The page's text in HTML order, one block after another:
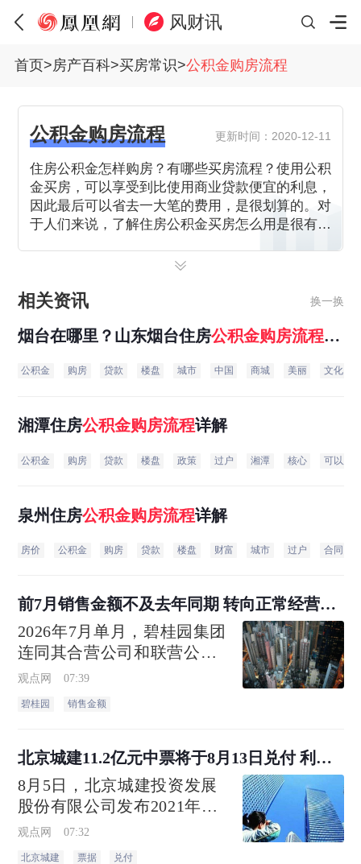
风财讯
首页>房产百科>买房常识>公积金购房流程
公积金购房流程 更新时间：2020-12-11
住房公积金怎样购房？有哪些买房流程？使用公积
金买房，可以享受到比使用商业贷款便宜的利息，
因此最后可以省去一大笔的费用，是很划算的。对
于人们来说，了解住房公积金买房怎么用是很有必
相关资讯 换一换
烟台在哪里？山东烟台住房公积金购房流程是
公积金 购房 贷款 楼盘 城市 中国 商城 美丽 文化
湘潭住房公积金购房流程详解
公积金 购房 贷款 楼盘 政策 过户 湘潭 核心 可以用
泉州住房公积金购房流程详解
房价 公积金 购房 贷款 楼盘 财富 城市 过户 合同
前7月销售金额不及去年同期 转向正常经营的
碧桂园仍要面对难题
2026年7月单月，碧桂园集团
连同其合营公司和联营公司
共实现归属公司股东权益的
米
观点网 07:39
碧桂园 销售金额
北京城建11.2亿元中票将于8月13日兑付 利率
3.65%
8月5日，北京城建投资发展
股份有限公司发布2021年度
第二期中期票据2026年兑付
观点网 07:32
北京城建 票据 兑付